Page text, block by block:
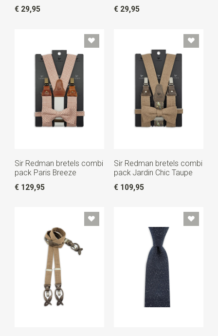
€ 29,95
€ 29,95
Sir Redman bretels combi
pack Paris Breeze
€ 129,95
Sir Redman bretels combi
pack Jardin Chic Taupe
€ 109,95